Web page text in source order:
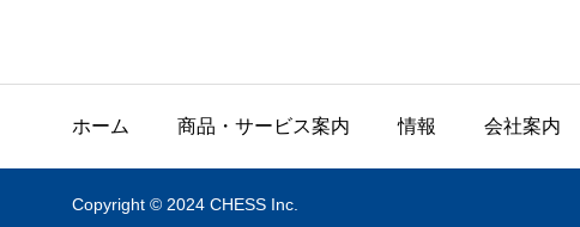
ホーム 商品・サービス案内 情報 会社案内
Copyright © 2024 CHESS Inc.